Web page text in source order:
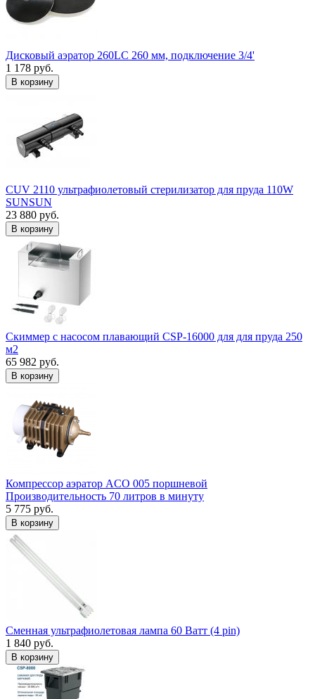
Дисковый аэратор 260LC 260 мм, подключение 3/4'
1 178 руб.
В корзину
CUV 2110 ультрафиолетовый стерилизатор для пруда 110W
SUNSUN
23 880 руб.
В корзину
Скиммер с насосом плавающий CSP-16000 для для пруда 250
м2
65 982 руб.
В корзину
Компрессор аэратор ACO 005 поршневой
Производительность 70 литров в минуту
5 775 руб.
В корзину
Сменная ультрафиолетовая лампа 60 Ватт (4 pin)
1 840 руб.
В корзину